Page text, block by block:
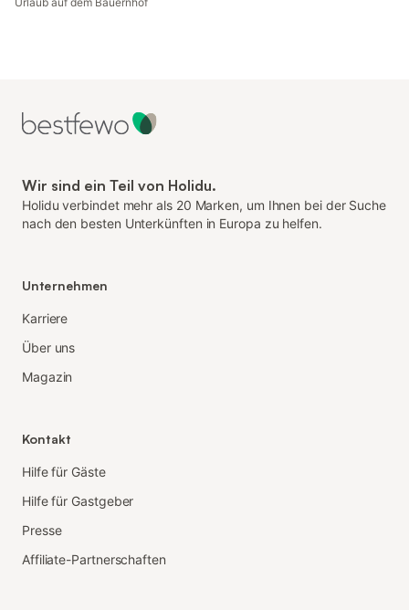
Wir sind ein Teil von Holidu.
Holidu verbindet mehr als 20 Marken, um Ihnen bei der Suche
nach den besten Unterkünften in Europa zu helfen.
Unternehmen
Karriere
Über uns
Magazin
Kontakt
Hilfe für Gäste
Hilfe für Gastgeber
Presse
Affiliate-Partnerschaften